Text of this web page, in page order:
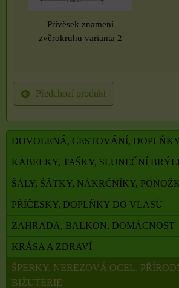
Přívěsek znamení
zvěrokruhu varianta 2
Předchozí produkt
DOVOLENÁ, CESTOVÁNÍ,
KABELKY, TAŠKY, SLUNEČNÍ
ŠÁLY, ŠÁTKY, NÁKRČNÍKY,
PŘÍČESKY, DOPLŇKY DO VLASŮ
ZAHRADA, BALKON, DOMÁCNOST
KRÁSA A ZDRAVÍ
ŠPERKY, NEREZOVÁ OCEL,
BIŽUTERIE